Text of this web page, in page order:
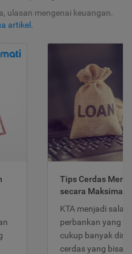
ulasan mengenai keuangan.
artikel .
Tips Cerdas
secara Maksimal
KTA menjadi
perbankan yang
cukup banyak
cerdas yang bisa